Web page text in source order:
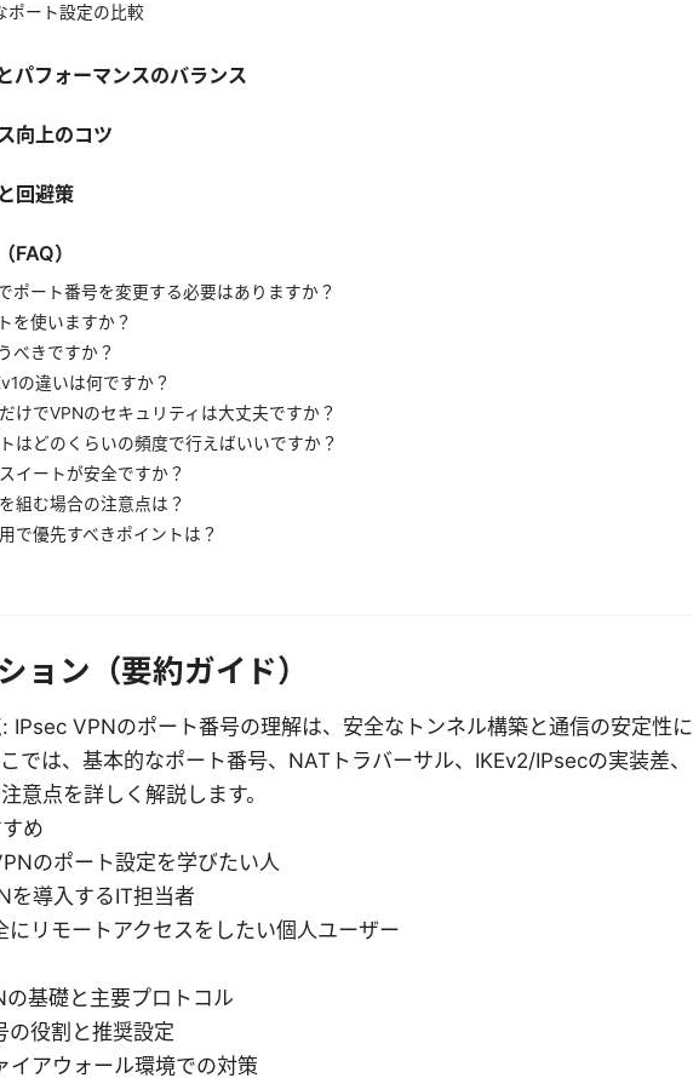
ポート設定の比較
パフォーマンスのバランス
向上のコツ
回避策
FAQ）
ポート番号を変更する必要はありますか？
を使いますか？
べきですか？
の違いは何ですか？
けでVPNのセキュリティは大丈夫ですか？
はどのくらいの頻度で行えばいいですか？
イートが安全ですか？
組む場合の注意点は？
で優先すべきポイントは？
ョン（要約ガイド）
IPsec VPNのポート番号の理解は、安全なトンネル構築と通信の安定性に
では、基本的なポート番号、NATトラバーサル、IKEv2/IPsecの実装差、
意点を詳しく解説します。
め
のポート設定を学びたい人
を導入するIT担当者
にリモートアクセスをしたい個人ユーザー
基礎と主要プロトコル
の役割と推奨設定
イアウォール環境での対策